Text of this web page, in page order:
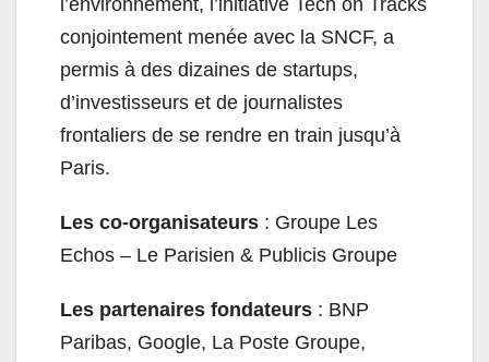
conjointement menée avec la SNCF, a
permis à des dizaines de startups,
d’investisseurs et de journalistes
frontaliers de se rendre en train jusqu’à
Paris.
Les co-organisateurs : Groupe Les
Echos – Le Parisien & Publicis Groupe
Les partenaires fondateurs : BNP
Paribas, Google, La Poste Groupe,